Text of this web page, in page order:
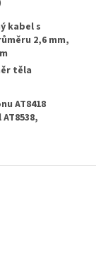
kabel s
2,6 mm,
těla
AT8418